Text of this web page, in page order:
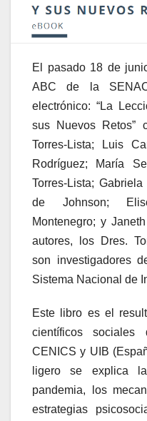
El pasado 18 de
ABC de la
electrónico: “La
sus Nuevos Retos”
Torres-Lista; Luis
Rodríguez; María
Torres-Lista;
de Johnson;
Montenegro; y
autores, los Dres.
son investigadores
Sistema Nacional de
Este libro es el
científicos
CENICS y UIB
ligero se explica
pandemia, los
estrategias